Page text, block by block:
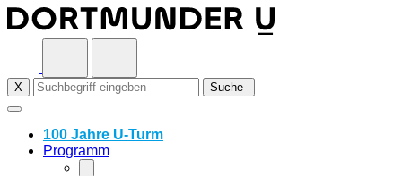
Skip
to
content
X Suche
100 Jahre U-Turm
Programm